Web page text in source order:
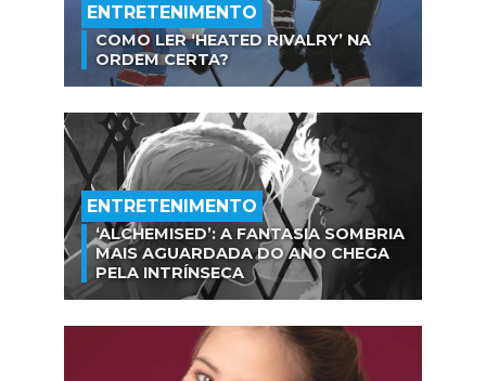
ENTRETENIMENTO
COMO LER ‘HEATED RIVALRY’ NA
ORDEM CERTA?
ENTRETENIMENTO
‘ALCHEMISED’: A FANTASIA SOMBRIA
MAIS AGUARDADA DO ANO CHEGA
PELA INTRÍNSECA